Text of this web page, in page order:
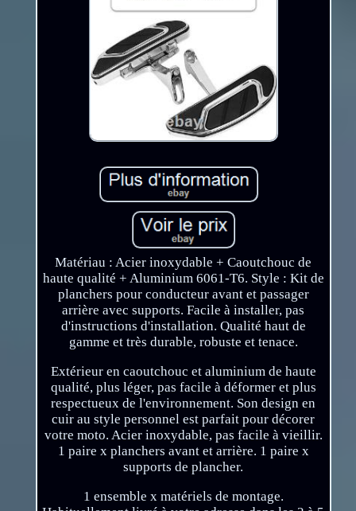
Matériau : Acier inoxydable + Caoutchouc de
haute qualité + Aluminium 6061-T6. Style : Kit de
planchers pour conducteur avant et passager
arrière avec supports. Facile à installer, pas
d'instructions d'installation. Qualité haut de
gamme et très durable, robuste et tenace.
Extérieur en caoutchouc et aluminium de haute
qualité, plus léger, pas facile à déformer et plus
respectueux de l'environnement. Son design en
cuir au style personnel est parfait pour décorer
votre moto. Acier inoxydable, pas facile à vieillir.
1 paire x planchers avant et arrière. 1 paire x
supports de plancher.
1 ensemble x matériels de montage.